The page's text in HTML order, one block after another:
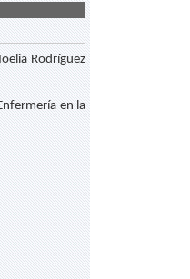
Rodríguez
en la